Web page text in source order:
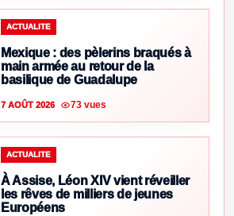
ACTUALITE
Mexique : des pèlerins braqués à
main armée au retour de la
basilique de Guadalupe
7 AOÛT 2026 73 vues
ACTUALITE
À Assise, Léon XIV vient réveiller
les rêves de milliers de jeunes
Européens